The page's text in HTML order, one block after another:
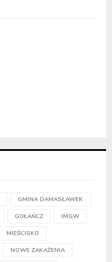
GMINA DAMASŁAWEK
GOŁAŃCZ IMGW
MIEŚCISKO
NOWE ZAKAŻENIA